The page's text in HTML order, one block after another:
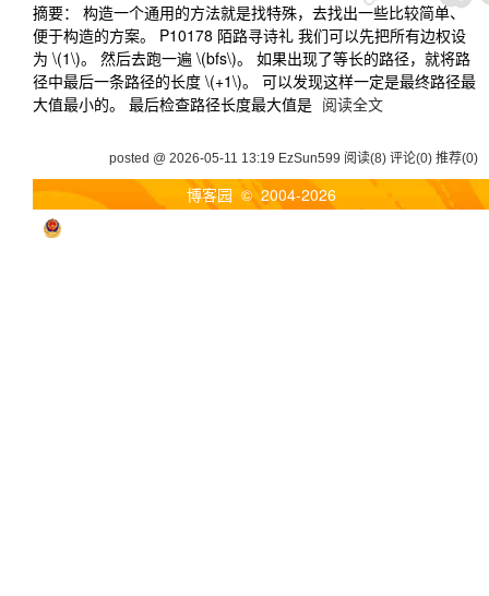
摘要： 构造一个通用的方法就是找特殊，去找出一些比较简单、
便于构造的方案。 P10178 陌路寻诗礼 我们可以先把所有边权设
为 \(1\)。 然后去跑一遍 \(bfs\)。 如果出现了等长的路径，就将路
径中最后一条路径的长度 \(+1\)。 可以发现这样一定是最终路径最
大值最小的。 最后检查路径长度最大值是 阅读全文
posted @ 2026-05-11 13:19 EzSun599 阅读(8) 评论(0) 推荐(0)
博客园 © 2004-2026